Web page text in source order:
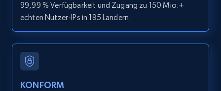
LinkedIn posts
URL, ID, User id, Use url, Title, Headline, Post
11.3K+
99,99 % Verfügbarkeit und Zugang zu 150 Mio.+
echten Nutzer-IPs in 195 Ländern.
KONFORM